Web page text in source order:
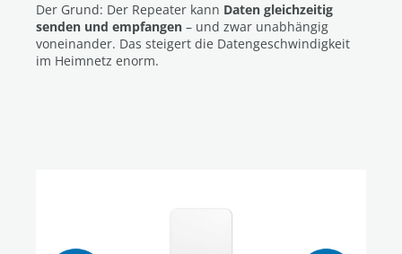
Der Grund: Der Repeater kann Daten gleichzeitig
senden und empfangen – und zwar unabhängig
voneinander. Das steigert die Datengeschwindigkeit
im Heimnetz enorm.